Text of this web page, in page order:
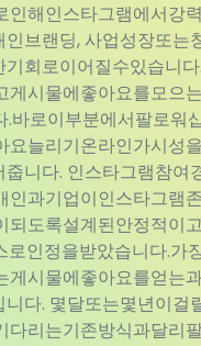
인해인스타그램에서강
브랜딩, 사업성장또는
기회로이어질수있습니
게시물에좋아요를모으
.바로이부분에서팔로워
요늘리기온라인가시성
줍니다. 인스타그램참여
인과기업이인스타그램
되도록설계된안정적이
로인정을받았습니다.가
게시물에좋아요를얻는
다. 몇달또는몇년이걸
다리는기존방식과달리